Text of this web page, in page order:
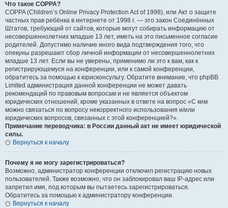
Что такое COPPA?
COPPA (Children’s Online Privacy Protection Act of 1998), или Акт о защите
частных прав ребёнка в интернете от 1998 г. — это закон Соединённых
Штатов, требующий от сайтов, которые могут собирать информацию от
несовершеннолетних младше 13 лет, иметь на это письменное согласие
родителей. Допустимо наличие иного вида подтверждения того, что
опекуны разрешают сбор личной информации от несовершеннолетних
младше 13 лет. Если вы не уверены, применимо ли это к вам, как к
регистрирующемуся на конференции, или к самой конференции,
обратитесь за помощью к юрисконсульту. Обратите внимание, что phpBB
Limited администрация данной конференции не может давать
рекомендаций по правовым вопросам и не является объектом
юридических отношений, кроме указанных в ответе на вопрос «С кем
можно связаться по вопросу некорректного использования и/или
юридических вопросов, связанных с этой конференцией?».
Примечание переводчика: в России данный акт не имеет юридической
силы.
Вернуться к началу
Почему я не могу зарегистрироваться?
Возможно, администратор конференции отключил регистрацию новых
пользователей. Также возможно, что он заблокировал ваш IP-адрес или
запретил имя, под которым вы пытаетесь зарегистрироваться.
Обратитесь за помощью к администратору конференции.
Вернуться к началу